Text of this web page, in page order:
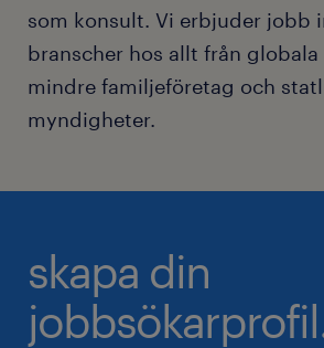
som konsult. Vi erbjuder jobb
branscher hos allt från
mindre familjeföretag och
myndigheter.
skapa din